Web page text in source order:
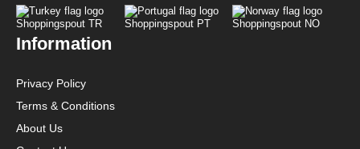
Shoppingspout TR Shoppingspout PT Shoppingspout NO
Information
Privacy Policy
Terms & Conditions
About Us